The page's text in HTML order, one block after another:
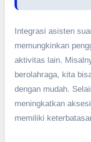
Integrasi asisten
memungkinkan
aktivitas lain.
berolahraga, kita
dengan mudah.
meningkatkan
memiliki